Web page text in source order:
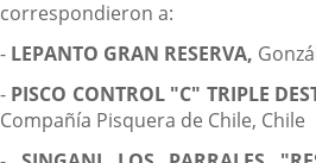
correspondieron a:
- LEPANTO GRAN RESERVA,
- PISCO CONTROL "C" TRIPLE
Compañía Pisquera de Chile, Chile